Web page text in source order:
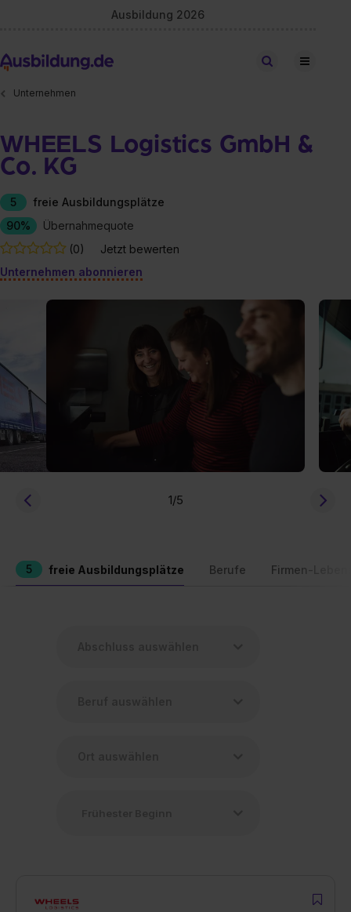
Ausbildung 2026
Stellen finden
Unternehmen
WHEELS Logistics GmbH &
Co. KG
5
freie Ausbildungsplätze
90%
Übernahmequote
(0)
Jetzt bewerten
Unternehmen abonnieren
1/5
5 freie Ausbildungsplätze Berufe Firmen-